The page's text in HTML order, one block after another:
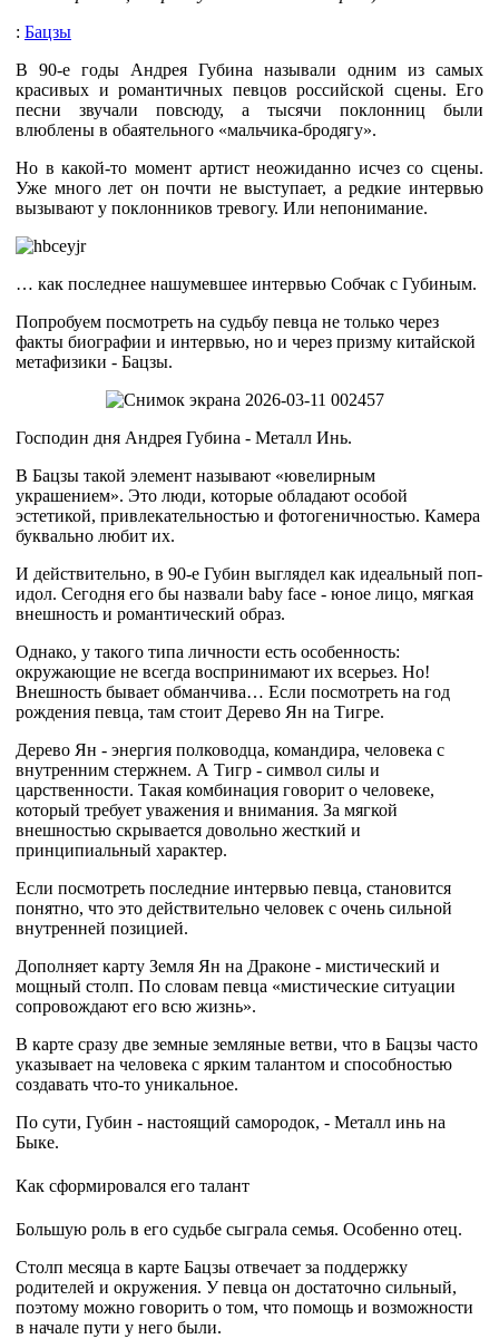
: Бацзы
В 90-е годы Андрея Губина называли одним из самых
красивых и романтичных певцов российской сцены. Его
песни звучали повсюду, а тысячи поклонниц были
влюблены в обаятельного «мальчика-бродягу».
Но в какой-то момент артист неожиданно исчез со сцены.
Уже много лет он почти не выступает, а редкие интервью
вызывают у поклонников тревогу. Или непонимание.
… как последнее нашумевшее интервью Собчак с Губиным.
Попробуем посмотреть на судьбу певца не только через
факты биографии и интервью, но и через призму китайской
метафизики - Бацзы.
Господин дня Андрея Губина - Металл Инь.
В Бацзы такой элемент называют «ювелирным
украшением». Это люди, которые обладают особой
эстетикой, привлекательностью и фотогеничностью. Камера
буквально любит их.
И действительно, в 90-е Губин выглядел как идеальный поп-
идол. Сегодня его бы назвали baby face - юное лицо, мягкая
внешность и романтический образ.
Однако, у такого типа личности есть особенность:
окружающие не всегда воспринимают их всерьез. Но!
Внешность бывает обманчива… Если посмотреть на год
рождения певца, там стоит Дерево Ян на Тигре.
Дерево Ян - энергия полководца, командира, человека с
внутренним стержнем. А Тигр - символ силы и
царственности. Такая комбинация говорит о человеке,
который требует уважения и внимания. За мягкой
внешностью скрывается довольно жесткий и
принципиальный характер.
Если посмотреть последние интервью певца, становится
понятно, что это действительно человек с очень сильной
внутренней позицией.
Дополняет карту Земля Ян на Драконе - мистический и
мощный столп. По словам певца «мистические ситуации
сопровождают его всю жизнь».
В карте сразу две земные земляные ветви, что в Бацзы часто
указывает на человека с ярким талантом и способностью
создавать что-то уникальное.
По сути, Губин - настоящий самородок, - Металл инь на
Быке.
Как сформировался его талант
Большую роль в его судьбе сыграла семья. Особенно отец.
Столп месяца в карте Бацзы отвечает за поддержку
родителей и окружения. У певца он достаточно сильный,
поэтому можно говорить о том, что помощь и возможности
в начале пути у него были.